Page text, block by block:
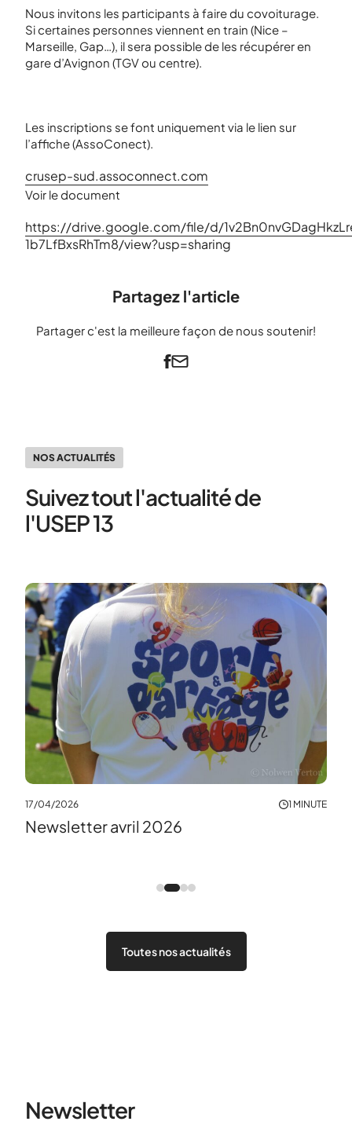
Nous invitons les participants à faire du covoiturage.
Si certaines personnes viennent en train (Nice –
Marseille, Gap…), il sera possible de les récupérer en
gare d’Avignon (TGV ou centre).
Les inscriptions se font uniquement via le lien sur
l’affiche (AssoConect).
crusep-sud.assoconnect.com
Voir le document
https://drive.google.com/file/d/
1b7LfBxsRhTm8/view?usp=sharing
Partagez l'article
Partager c'est la meilleure façon de nous soutenir!
NOS ACTUALITÉS
Suivez tout l'actualité de
l'USEP 13
17/04/2026 1 MINUTE
Newsletter avril 2026
Toutes nos actualités
Newsletter